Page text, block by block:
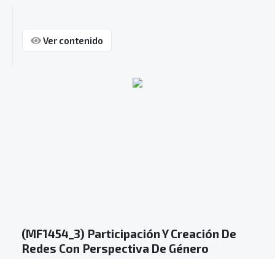
Ver contenido
(MF1454_3) Participación Y Creación De
Redes Con Perspectiva De Género